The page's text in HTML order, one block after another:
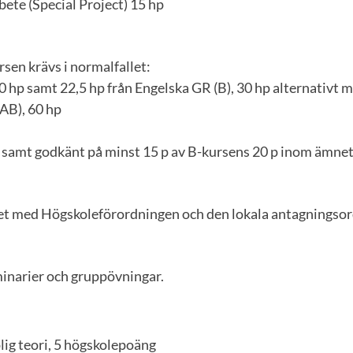
(Special Project) 15 hp
krävs i normalfallet:
hp samt 22,5 hp från Engelska GR (B), 30 hp alternativt
60 hp
godkänt på minst 15 p av B-kursens 20 p inom
med Högskoleförordningen och den lokala
och gruppövningar.
teori, 5 högskolepoäng